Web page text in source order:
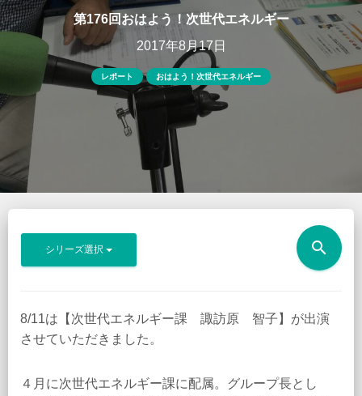
第176回おはよう！次世代エネルギー
2017年8月17日
レポート おはよう！次世代エネルギー
シリーズ選択 search
8/11は【次世代エネルギー課 諏訪原 智子】が出演
させていただきました。
４月に次世代エネルギー課に配属。グループ長とし